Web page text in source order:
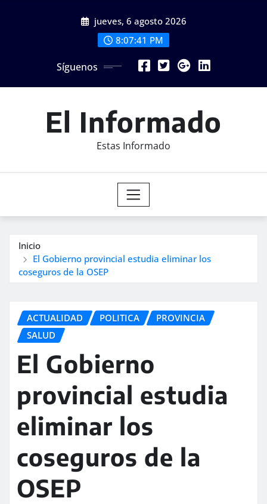
jueves, 6 agosto 2026
8:07:43 PM
Síguenos
El Informado
Estas Informado
Inicio
El Gobierno provincial estudia eliminar los
coseguros de la OSEP
ACTUALIDAD POLITICA
PROVINCIA
SALUD
El Gobierno
provincial estudia
eliminar los
coseguros de la
OSEP